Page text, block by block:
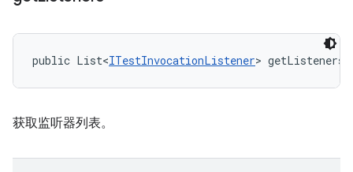
public List<ITestInvocationListener>
获取监听器列表。